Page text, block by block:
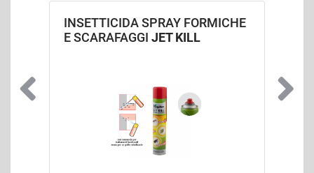
INSETTICIDA SPRAY FORMICHE
E SCARAFAGGI JET KILL